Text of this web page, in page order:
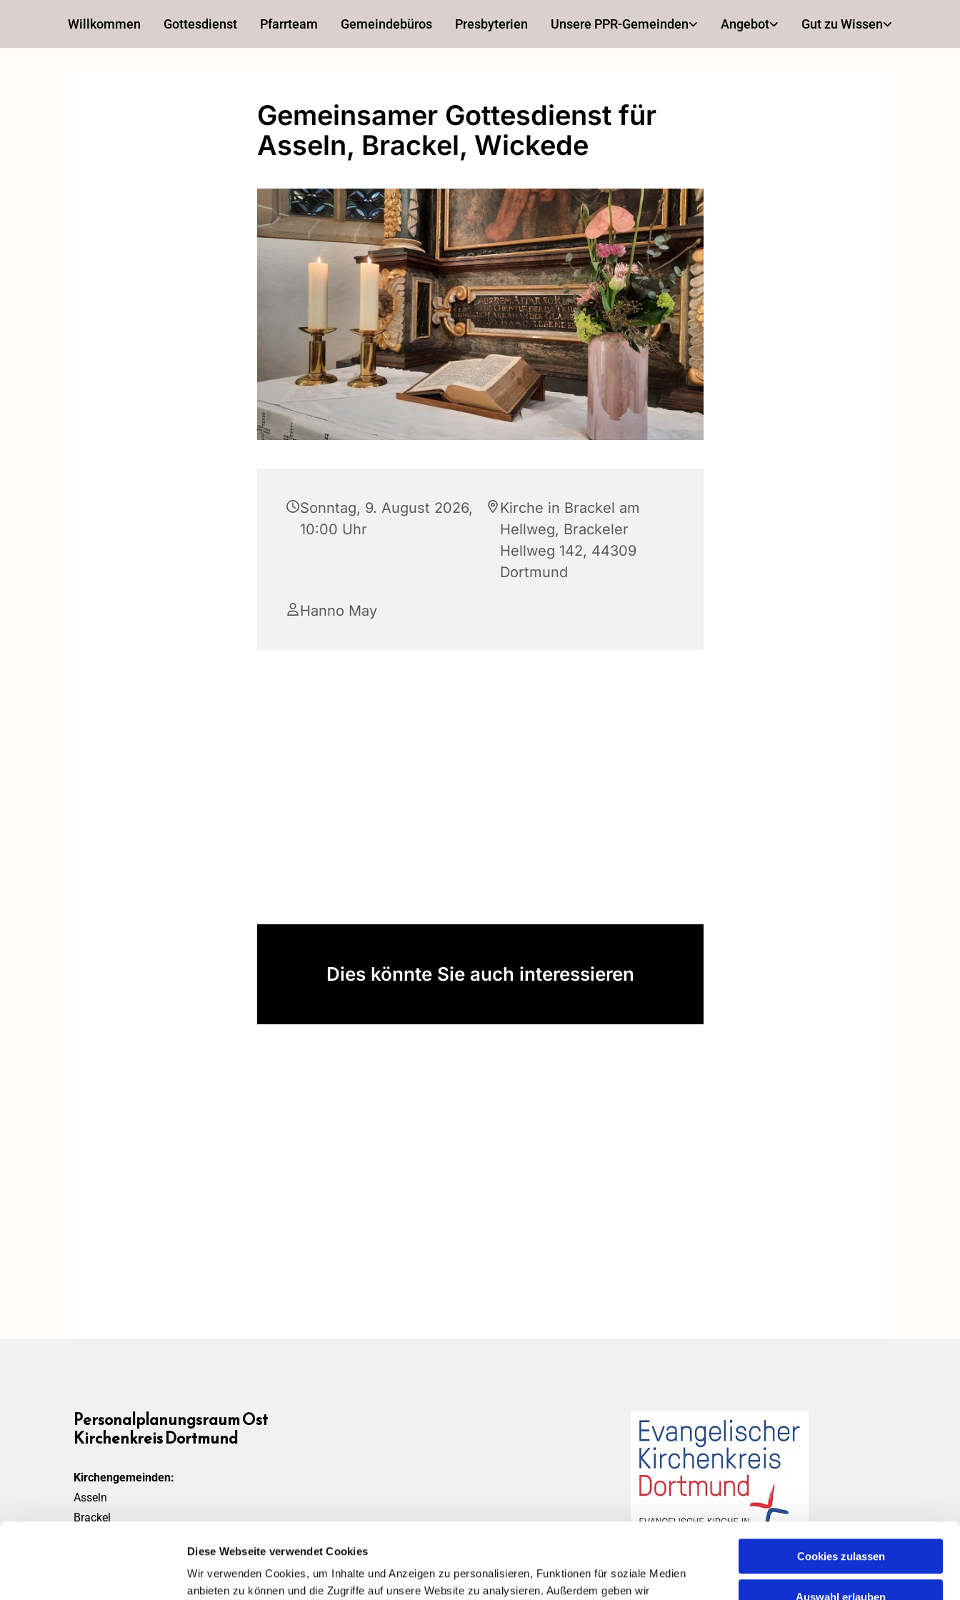
Diese Webseite verwendet Cookies
Wir verwenden Cookies, um Inhalte und Anzeigen zu personalisieren, Funktionen für soziale Medien
anbieten zu können und die Zugriffe auf unsere Website zu analysieren. Außerdem geben wir
Cookies zulassen
Auswahl erlauben
Willkommen Gottesdienst Pfarrteam Gemeindebüros Presbyterien Unsere PPR-Gemeinden Angebot Gut zu Wissen
Gemeinsamer Gottesdienst für
Asseln, Brackel, Wickede
Sonntag, 9. August 2026,
10:00 Uhr
Kirche in Brackel am
Hellweg, Brackeler
Hellweg 142, 44309
Dortmund
Hanno May
Dies könnte Sie auch interessieren
Personalplanungsraum Ost
Kirchenkreis Dortmund
Kirchengemeinden:
Asseln
Brackel